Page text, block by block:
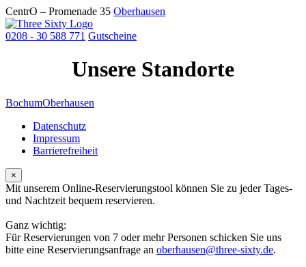
CentrO – Promenade 35 Oberhausen
0208 - 30 588 771 Gutscheine
Unsere Standorte
BochumOberhausen
Datenschutz
Impressum
Barrierefreiheit
×
Mit unserem Online-Reservierungstool können Sie zu jeder Tages-
und Nachtzeit bequem reservieren.
Ganz wichtig:
Für Reservierungen von 7 oder mehr Personen schicken Sie uns
bitte eine Reservierungsanfrage an oberhausen .